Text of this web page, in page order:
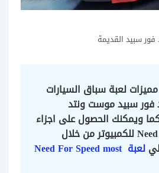
فور سبيد القديمة
لعبة Need For Speed most